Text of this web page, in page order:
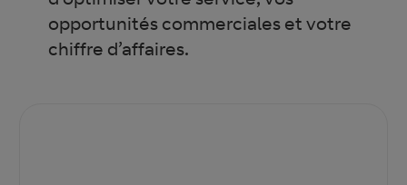
opportunités commerciales et votre
chiffre d’affaires.